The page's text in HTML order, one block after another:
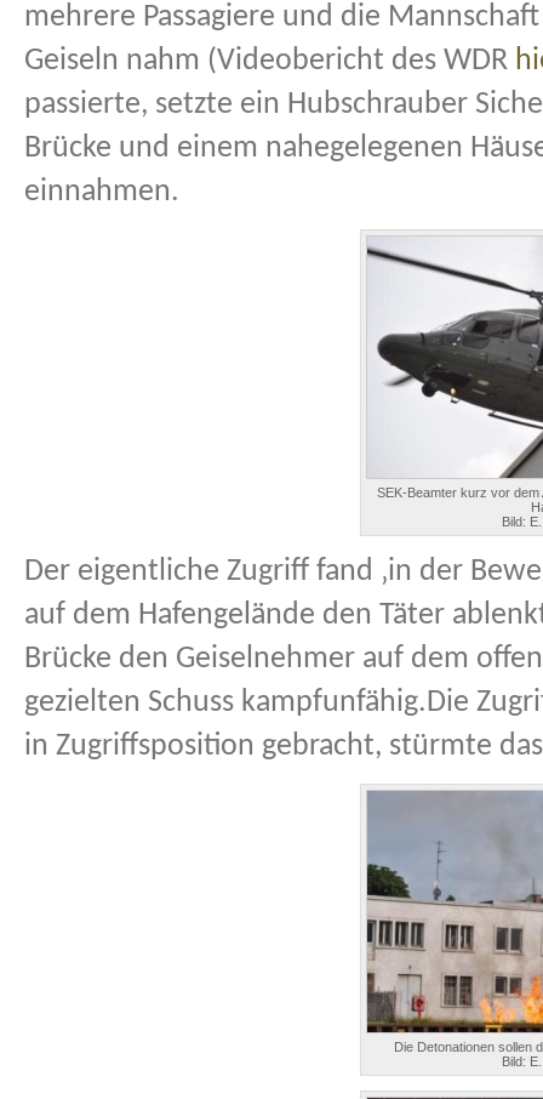
mehrere Passagiere und die
Geiseln nahm (Videobericht des WDR
passierte, setzte ein Hubschrauber
Brücke und einem nahegelegenen
einnahmen.
SEK-Beamter kurz vor
Bild:
Der eigentliche Zugriff fand ‚in der
auf dem Hafengelände den Täter
Brücke den Geiselnehmer auf dem
gezielten Schuss kampfunfähig.Die
in Zugriffsposition gebracht, stürmte
Die Detonationen sollen
Bild: